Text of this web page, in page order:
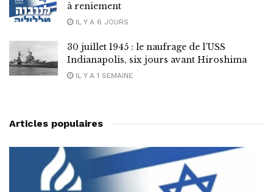
à reniement
IL Y A 6 JOURS
30 juillet 1945 : le naufrage de l’USS
Indianapolis, six jours avant Hiroshima
IL Y A 1 SEMAINE
Articles populaires